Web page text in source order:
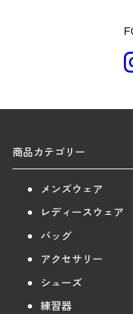
商品カテゴリー
メンズウェア
レディースウェア
バッグ
アクセサリー
シューズ
練習器